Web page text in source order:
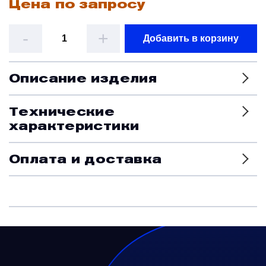
Цена по запросу
- + Добавить в корзину
Описание изделия
Технические
характеристики
Оплата и доставка
Краны и клапаны
Наземное вспомогательное оборудование